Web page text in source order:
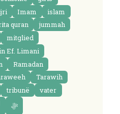
Imam
islam
quran
jummah
mitglied
Ef. Limani
Ramadan
Tarawih
tribunë
vater
ﷻ